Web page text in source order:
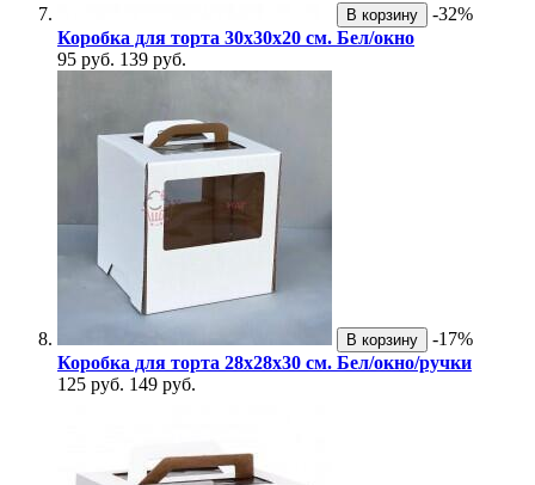
В корзину
-32%
Коробка для торта 30х30х20 см. Бел/окно
95 руб. 139 руб.
В корзину
-17%
Коробка для торта 28х28х30 см. Бел/окно/ручки
125 руб. 149 руб.